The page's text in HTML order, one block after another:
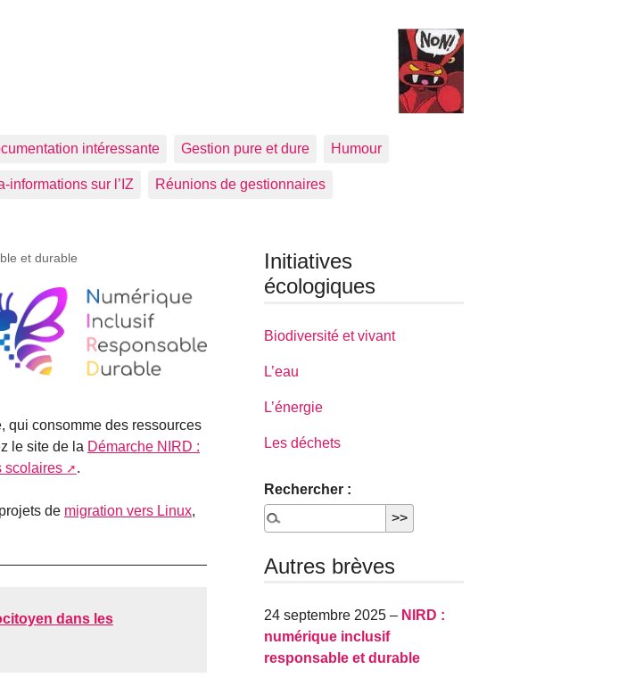
intéressante Gestion pure et dure Humour
informations sur l’IZ Réunions de gestionnaires
et durable
qui consomme des ressources
le site de la Démarche NIRD :
scolaires
.
de migration vers Linux,
dans les
Initiatives
écologiques
Biodiversité et vivant
L’eau
L’énergie
Les déchets
Rechercher :
Autres brèves
24 septembre 2025 – NIRD :
numérique inclusif
responsable et durable